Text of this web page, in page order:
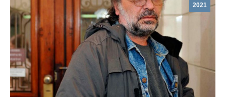
2021